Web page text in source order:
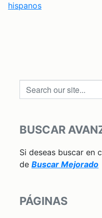
hispanos
Search our site...
BUSCAR
Si deseas buscar en
de Buscar Mejorado
PÁGINAS